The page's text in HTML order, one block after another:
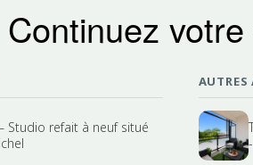
Continuez
Studio refait à neuf situé
AUTRES